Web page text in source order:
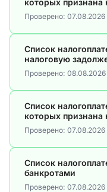
которых признана
Проверено: 07.08.2026
Список
налоговую
Проверено: 08.08.2026
Список
которых признана
Проверено: 07.08.2026
Список
банкротами
Проверено: 07.08.2026